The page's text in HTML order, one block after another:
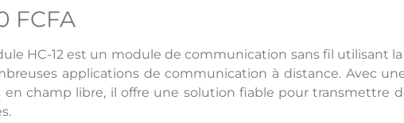
FCFA
HC-12 est un module de communication sans fil utilisant
applications de communication à distance. Avec
en champ libre, il offre une solution fiable pour transmettre